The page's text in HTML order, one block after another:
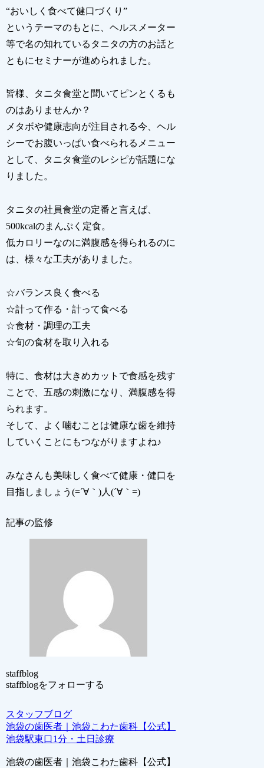
“おいしく食べて健口づくり”
というテーマのもとに、ヘルスメーター
等で名の知れているタニタの方のお話と
ともにセミナーが進められました。
皆様、タニタ食堂と聞いてピンとくるも
のはありませんか？
メタボや健康志向が注目される今、ヘル
シーでお腹いっぱい食べられるメニュー
として、タニタ食堂のレシピが話題にな
りました。
タニタの社員食堂の定番と言えば、
500kcalのまんぷく定食。
低カロリーなのに満腹感を得られるのに
は、様々な工夫がありました。
☆バランス良く食べる
☆計って作る・計って食べる
☆食材・調理の工夫
☆旬の食材を取り入れる
特に、食材は大きめカットで食感を残す
ことで、五感の刺激になり、満腹感を得
られます。
そして、よく噛むことは健康な歯を維持
していくことにもつながりますよね♪
みなさんも美味しく食べて健康・健口を
目指しましょう(=´∀｀)人(´∀｀=)
記事の監修
staffblog
staffblogをフォローする
スタッフブログ
池袋の歯医者｜池袋こわた歯科【公式】
池袋駅東口1分・土日診療
池袋の歯医者｜池袋こわた歯科【公式】